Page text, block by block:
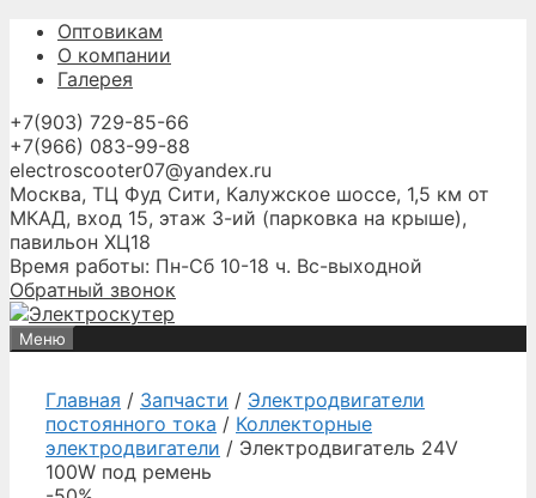
Перейти
содержимому
Оптовикам
О компании
Галерея
+7(903) 729-85-66
+7(966) 083-99-88
electroscooter07@yandex.ru
Москва, ТЦ Фуд Сити, Калужское шоссе, 1,5 км от
МКАД, вход 15, этаж 3-ий (парковка на крыше),
павильон ХЦ18
Время работы: Пн-Сб 10-18 ч. Вс-выходной
Обратный звонок
Меню
Главная / Запчасти / Электродвигатели
постоянного тока / Коллекторные
электродвигатели / Электродвигатель 24V
100W под ремень